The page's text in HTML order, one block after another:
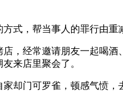
，帮当事人的罪行由重
经常邀请朋友一起喝酒
来店里聚会了。
门可罗雀，顿感气愤，